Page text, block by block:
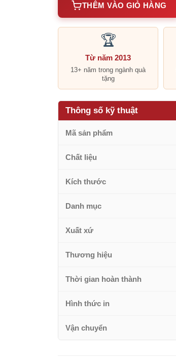
THÊM VÀO GIỎ HÀNG
🏆
Từ năm 2013
13+ năm trong ngành quà
tặng
Thông số kỹ thuật
Mã sản phẩm
Chất liệu
Kích thước
Danh mục
Xuất xứ
Thương hiệu
Thời gian hoàn thành
Hình thức in
Vận chuyển